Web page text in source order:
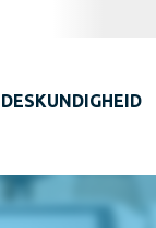
DESKUNDIGHEID